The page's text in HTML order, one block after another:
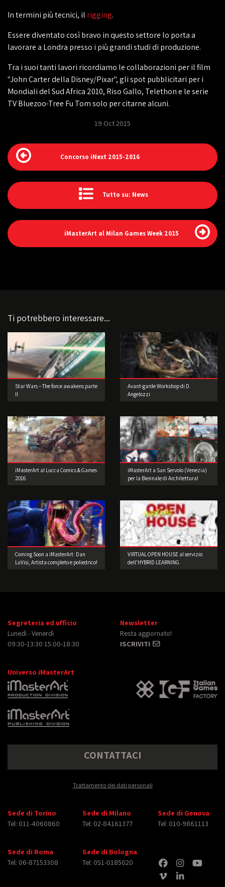
In termini più tecnici, il rigging.
Essere diventato così bravo in questo settore lo porta a
lavorare a Londra presso i più grandi studi di produzione.
Tra i suoi tanti lavori ricordiamo le collaborazioni per il film
"John Carter della Disney/Pixar", gli spot pubblicitari per i
Mondiali del Sud Africa 2010, Riso Gallo, Telethon e le serie
TV Bluezoo-Tree Fu Tom solo per citarne alcuni.
19 Oct 2015
Concorso iNext 2015-2016
Tutto su: News
iMasterArt al Milan Games Week 2015
Ti potrebbero interessare...
Star Wars – The force awakens parte
II
Avant-garde Workshop di D.
Angelozzi
iMasterArt al Lucca Comics & Games
2016
iMasterArt a San Servolo (Venezia)
per la Biennale di Architettura!
Coming Soon a iMasterArt: Dan
LuVisi, Artista completo e poliedrico!
VIRTUAL OPEN HOUSE al servizio
dell’HYBRID LEARNING
Segreteria ed ufficio
Lunedì - Venerdì
09:30-13:30 15:00-18:30
Newsletter
Resta aggiornato!
ISCRIVITI
Universo iMasterArt
CONTATTACI
Trattamento dei dati personali
Sede di Torino
Tel: 011-4060860
Sede di Milano
Tel: 02-84161377
Sede di Genova
Tel: 010-9861113
Sede di Roma
Tel: 06-87153308
Sede di Bologna
Tel: 051-0185020